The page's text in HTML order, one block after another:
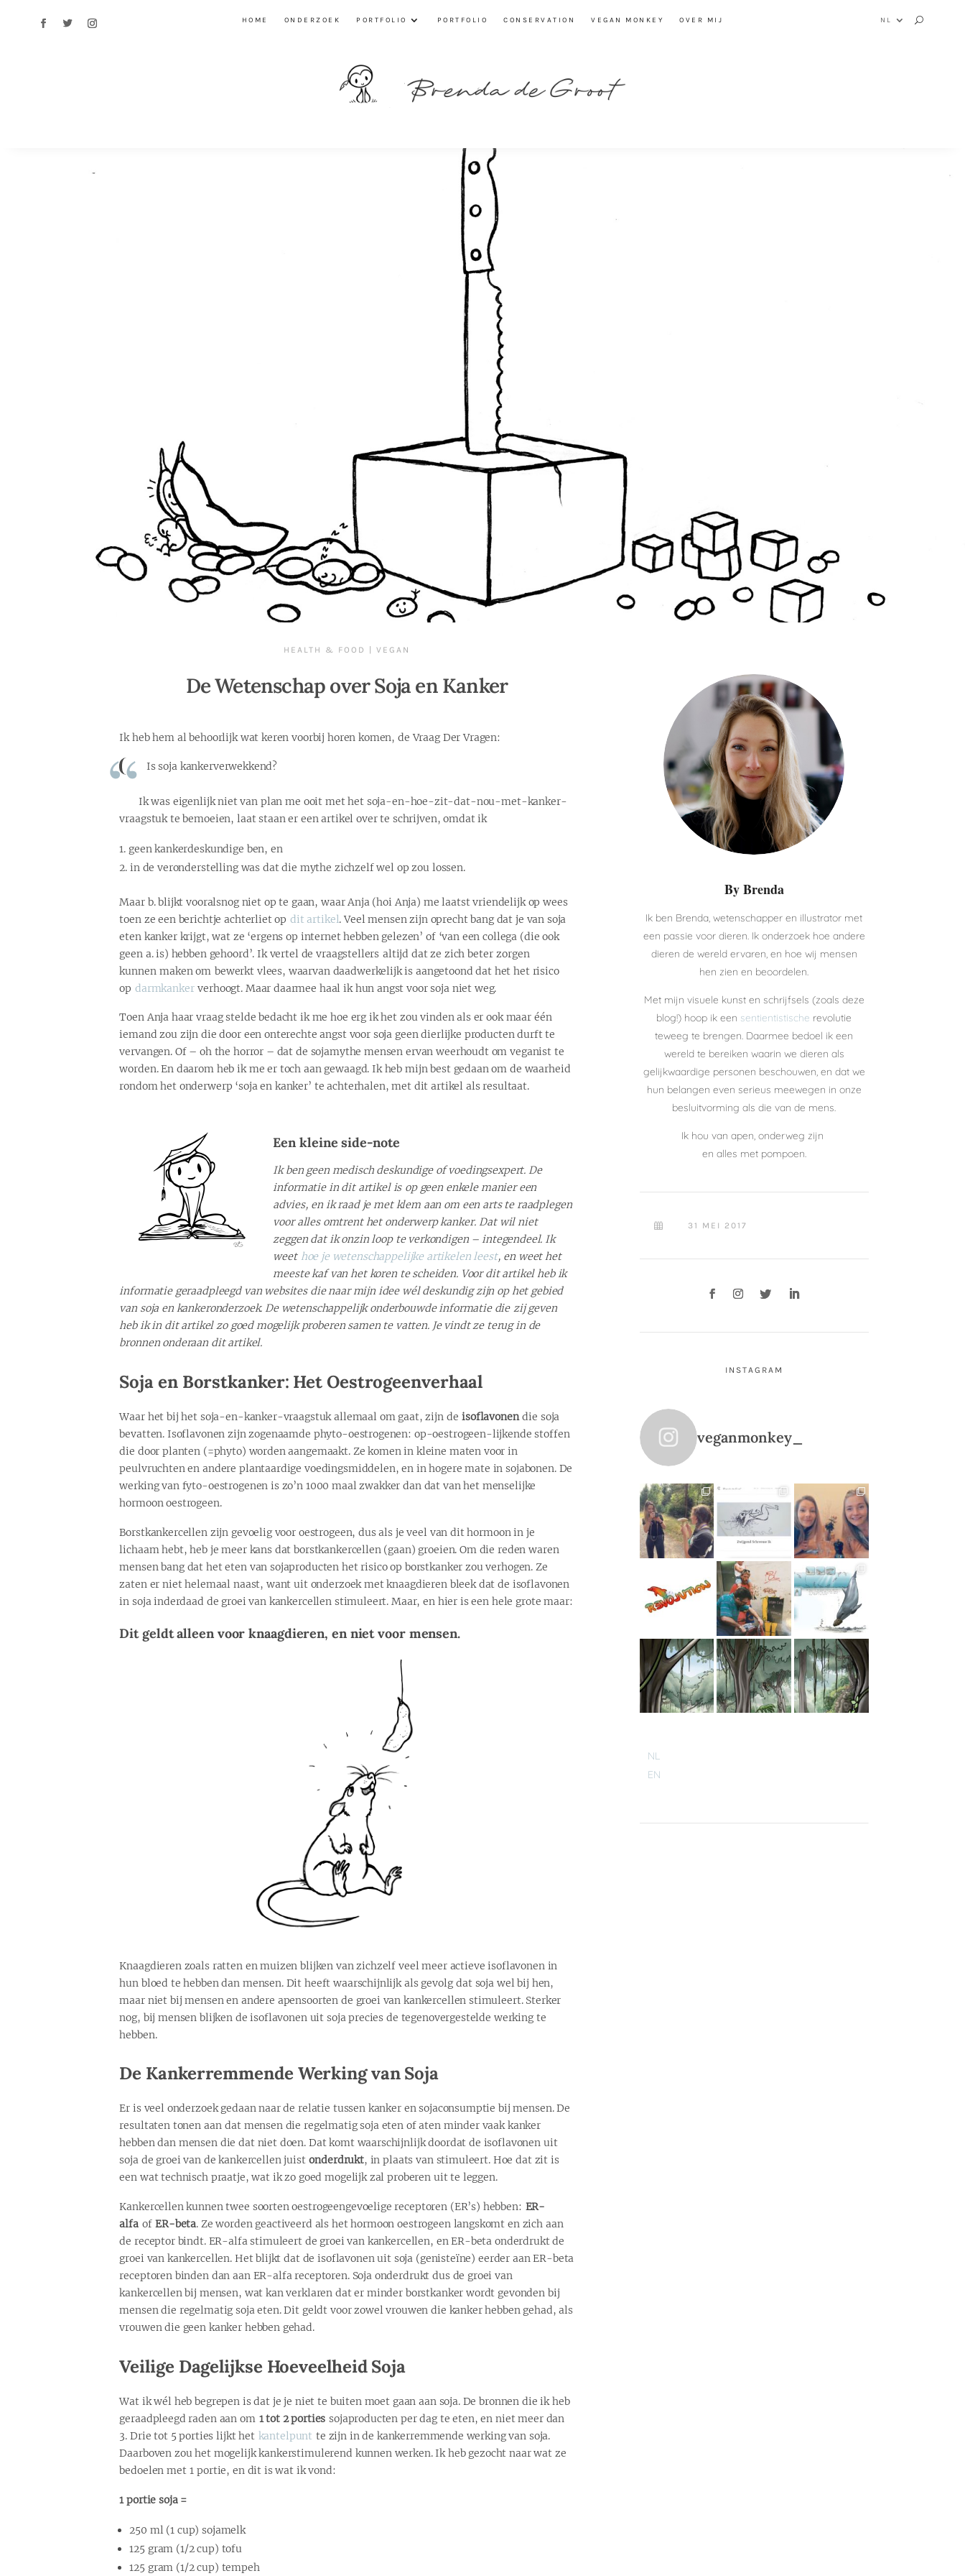
HOME ONDERZOEK PORTFOLIO PORTFOLIO CONSERVATION VEGAN MONKEY OVER MIJ NL
HEALTH & FOOD VEGAN
De Wetenschap over Soja en Kanker
Ik heb hem al behoorlijk wat keren voorbij horen komen, de Vraag Der Vragen:
Is soja kankerverwekkend?
Ik was eigenlijk niet van plan me ooit met het soja-en-hoe-zit-dat-nou-met-kanker-
vraagstuk te bemoeien, laat staan er een artikel over te schrijven, omdat ik
geen kankerdeskundige ben, en
in de veronderstelling was dat die mythe zichzelf wel op zou lossen.
Maar b. blijkt vooralsnog niet op te gaan, waar Anja (hoi Anja) me laatst vriendelijk op wees
toen ze een berichtje achterliet opdit artikel. Veel mensen zijn oprecht bang dat je van soja
eten kanker krijgt, wat ze ‘ergens op internet hebben gelezen’ of ‘van een collega (die ook
geen a. is) hebben gehoord’. Ik vertel de vraagstellers altijd dat ze zich beter zorgen
kunnen maken om bewerkt vlees, waarvan daadwerkelijk is aangetoond dat het het risico
op darmkankerverhoogt. Maar daarmee haal ik hun angst voor soja niet weg.
Toen Anja haar vraag stelde bedacht ik me hoe erg ik het zou vinden als er ook maar één
iemand zou zijn die door een onterechte angst voor soja geen dierlijke producten durft te
vervangen. Of – oh the horror – dat de sojamythe mensen ervan weerhoudt om veganist te
worden. En daarom heb ik me er toch aan gewaagd. Ik heb mijn best gedaan om de waarheid
rondom het onderwerp ‘soja en kanker’ te achterhalen, met dit artikel als resultaat.
Een kleine side-note
Ik ben geen medisch deskundige of voedingsexpert. De
informatie in dit artikel is op geen enkele manier een
advies, en ik raad je met klem aan om een arts te raadplegen
voor alles omtrent het onderwerp kanker.Dat wil niet
zeggen dat ik onzin loop te verkondigen – integendeel. Ik
weet hoe je wetenschappelijke artikelen leest, en weet het
meeste kaf van het koren te scheiden. Voor dit artikel heb ik
informatie geraadpleegd van websites die naar mijn idee wél deskundig zijn op het gebied
van soja en kankeronderzoek. De wetenschappelijk onderbouwde informatie die zij geven
heb ik in dit artikel zo goed mogelijk proberen samen te vatten. Je vindt ze terug in de
bronnen onderaan dit artikel.
Soja en Borstkanker: Het Oestrogeenverhaal
Waar het bij het soja-en-kanker-vraagstuk allemaal om gaat, zijn deisoflavonendie soja
bevatten. Isoflavonen zijn zogenaamde phyto-oestrogenen: op-oestrogeen-lijkende stoffen
die door planten (=phyto) worden aangemaakt. Ze komen in kleine maten voor in
peulvruchten en andere plantaardige voedingsmiddelen, en in hogere mate in sojabonen. De
werking van fyto-oestrogenen is zo’n 1000 maal zwakker dan dat van het menselijke
hormoon oestrogeen.
Borstkankercellen zijn gevoelig voor oestrogeen, dus als je veel van dit hormoon in je
lichaam hebt, heb je meer kans dat borstkankercellen (gaan) groeien. Om die reden waren
mensen bang dat het eten van sojaproducten het risico op borstkanker zou verhogen. Ze
zaten er niet helemaal naast, want uit onderzoek met knaagdieren bleek dat de isoflavonen
in soja inderdaad de groei van kankercellen stimuleert. Maar, en hier is een hele grote maar:
Dit geldt alleen voor knaagdieren, en niet voor mensen.
Knaagdieren zoals ratten en muizen blijken van zichzelf veel meer actieve isoflavonen in
hun bloed te hebben dan mensen. Dit heeft waarschijnlijk als gevolg dat soja wel bij hen,
maar niet bij mensen en andere apensoorten de groei van kankercellen stimuleert. Sterker
nog, bij mensen blijken de isoflavonen uit soja precies de tegenovergestelde werking te
hebben.
De Kankerremmende Werking van Soja
Er is veel onderzoek gedaan naar de relatie tussen kanker en sojaconsumptie bij mensen. De
resultaten tonen aan dat mensen die regelmatig soja eten of aten minder vaak kanker
hebben dan mensen die dat niet doen. Dat komt waarschijnlijk doordat de isoflavonen uit
soja de groei van de kankercellen juistonderdrukt, in plaats van stimuleert. Hoe dat zit is
een wat technisch praatje, wat ik zo goed mogelijk zal proberen uit te leggen.
Kankercellen kunnen twee soorten oestrogeengevoelige receptoren (ER’s) hebben: ER-
alfa ofER-beta. Ze worden geactiveerd als het hormoon oestrogeen langskomt en zich aan
de receptor bindt. ER-alfa stimuleert de groei van kankercellen, en ER-beta onderdrukt de
groei van kankercellen. Het blijkt dat de isoflavonen uit soja (genisteïne) eerder aan ER-beta
receptoren binden dan aan ER-alfa receptoren. Soja onderdrukt dus de groei van
kankercellen bij mensen, wat kan verklaren dat er minder borstkanker wordt gevonden bij
mensen die regelmatig soja eten. Dit geldt voor zowel vrouwen die kanker hebben gehad, als
vrouwen die geen kanker hebben gehad.
Veilige Dagelijkse Hoeveelheid Soja
Wat ik wél heb begrepen is dat je je niet te buiten moet gaan aan soja. De bronnen die ik heb
geraadpleegd raden aan om 1 tot 2 porties sojaproducten per dag te eten, en niet meer dan
3. Drie tot 5 porties lijkt het kantelpunt te zijn in de kankerremmende werking van soja.
Daarboven zou het mogelijk kankerstimulerend kunnen werken. Ik heb gezocht naar wat ze
bedoelen met 1 portie, en dit is wat ik vond:
1 portie soja =
250 ml (1 cup) sojamelk
125 gram (1/2 cup) tofu
125 gram (1/2 cup) tempeh
By Brenda
Ik ben Brenda, wetenschapper en illustrator met
een passie voor dieren. Ik onderzoek hoe andere
dieren de wereld ervaren, en hoe wij mensen
hen zien en beoordelen.
Met mijn visuele kunst en schrijfsels (zoals deze
blog!) hoop ik een sentientistische revolutie
teweeg te brengen. Daarmee bedoel ik een
wereld te bereiken waarin we dieren als
gelijkwaardige personen beschouwen, en dat we
hun belangen even serieus meewegen in onze
besluitvorming als die van de mens.
Ik hou van apen, onderweg zijn
en alles met pompoen.
 31 MEI 2017
INSTAGRAM
veganmonkey_
NL
EN